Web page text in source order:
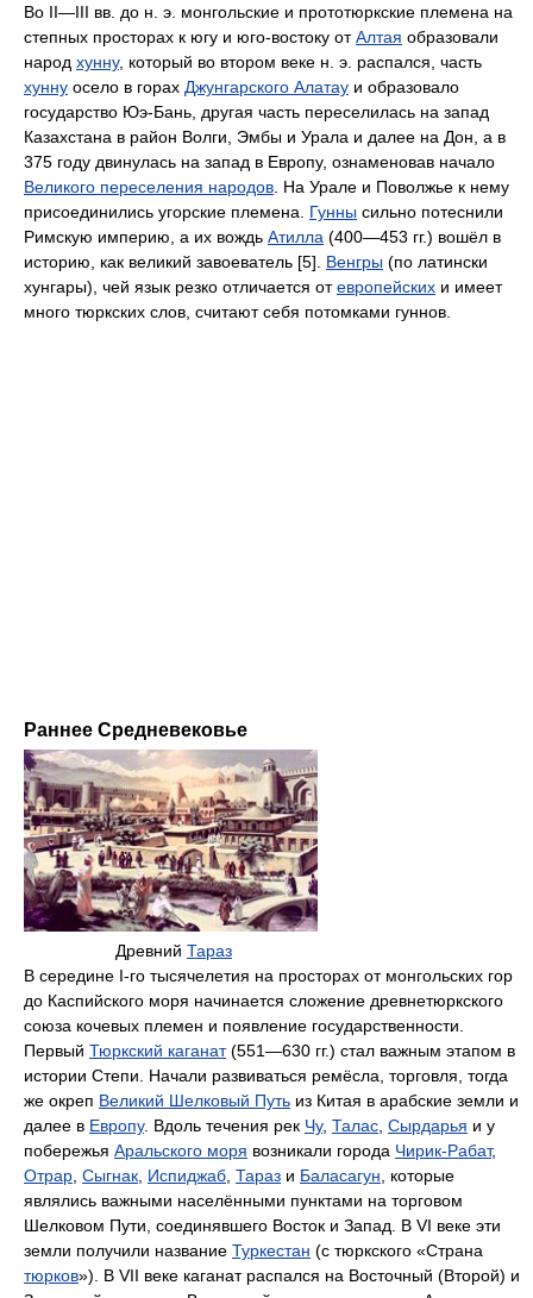
Во II—III вв. до н. э. монгольские и прототюркские племена на
степных просторах к югу и юго-востоку отАлтая образовали
народ хунну, который во втором веке н. э. распался, часть
хунну осело в горах Джунгарского Алатау и образовало
государство Юэ-Бань, другая часть переселилась на запад
Казахстана в район Волги, Эмбы и Урала и далее на Дон, а в
375 году двинулась на запад в Европу, ознаменовав начало
Великого переселения народов . На Урале и Поволжье к нему
присоединились угорские племена. Гунны сильно потеснили
Римскую империю, а их вождь Атилла (400—453 гг.) вошёл в
историю, как великий завоеватель [5]. Венгры (по латински
хунгары), чей язык резко отличается отевропейских и имеет
много тюркских слов, считают себя потомками гуннов.
Раннее Средневековье
Древний Тараз
В середине I-го тысячелетия на просторах от монгольских гор
до Каспийского моря начинается сложение древнетюркского
союза кочевых племен и появление государственности.
Первый Тюркский каганат(551—630 гг.) стал важным этапом в
истории Степи. Начали развиваться ремёсла, торговля, тогда
же окреп Великий Шелковый Путь из Китая в арабские земли и
далее в Европу. Вдоль течения рек Чу, Талас Сырдарья и у
побережья Аральского моря возникали города Чирик-Рабат,
Отрар Сыгнак Испиджаб Тараз и Баласагун , которые
являлись важными населёнными пунктами на торговом
Шелковом Пути, соединявшего Восток и Запад. В VI веке эти
земли получили название Туркестан (с тюркского «Страна
тюрков»). В VII веке каганат распался на Восточный (Второй) и